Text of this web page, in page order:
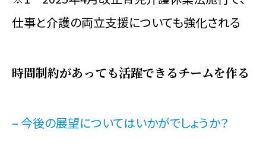
仕事と介護の両立支援についても強化される
時間制約があっても活躍できるチームを作る
– 今後の展望についてはいかがでしょうか？